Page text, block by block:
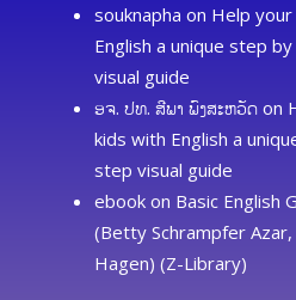
souknapha on Help
English a unique step
visual guide
ອຈ. ປທ. ສີພາ ພົງສະຫວັດ on
kids with English a
step visual guide
ebook on Basic English
(Betty Schrampfer Azar,
Hagen) (Z-Library)